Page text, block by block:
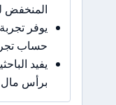
المنخفض
يوفر
حساب
يفيد
برأس